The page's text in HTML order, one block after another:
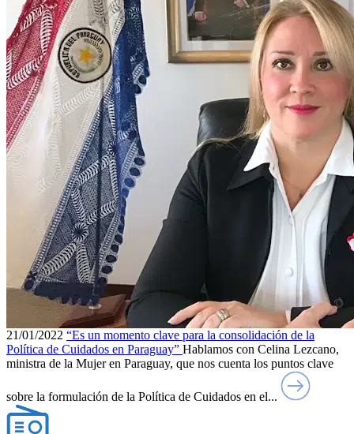
21/01/2022 “Es un momento clave para la consolidación de la
Política de Cuidados en Paraguay” Hablamos con Celina Lezcano,
ministra de la Mujer en Paraguay, que nos cuenta los puntos clave
sobre la formulación de la Política de Cuidados en el...